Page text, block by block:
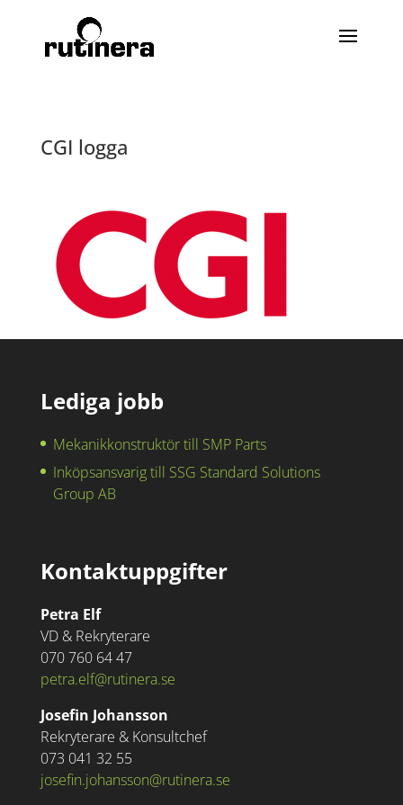
CGI logga
Lediga jobb
Mekanikkonstruktör till SMP Parts
Inköpsansvarig till SSG Standard Solutions
Group AB
Kontaktuppgifter
Petra Elf
VD & Rekryterare
070 760 64 47
petra.elf@rutinera.se
Josefin Johansson
Rekryterare & Konsultchef
073 041 32 55
josefin.johansson@rutinera.se